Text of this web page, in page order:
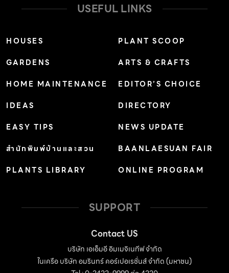
USEFUL LINKS
HOUSES
GARDENS
HOME MAINTENANCE
IDEAS
EASY TIPS
สำนักพิมพ์บ้านและสวน
PLANTS LIBRARY
PLANT SCOOP
ARTS & CRAFTS
EDITOR’S CHOICE
DIRECTORY
NEWS UPDATE
BAANLAESUAN FAIR
ONLINE PROGRAM
SUPPORT
Contact US
บริษัท เอเอ็มอี อิมเมจิเนทีฟ จำกัด
ในเครือ บริษัท อมรินทร์ คอร์เปอเรชั่นส์ จำกัด (มหาชน)